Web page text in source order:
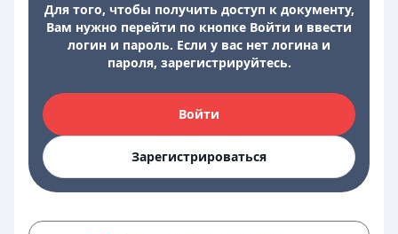
Для того, чтобы получить доступ к документу,
Вам нужно перейти по кнопке Войти и ввести
логин и пароль. Если у вас нет логина и
пароля, зарегистрируйтесь.
Войти
Зарегистрироваться